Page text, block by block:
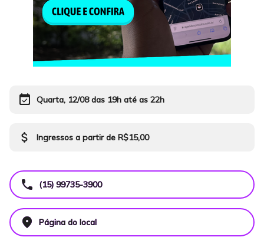
event_available Quarta, 12/08 das 19h até as 22h
attach_money Ingressos a partir de R$15,00
call (15) 99735-3900
place Página do local